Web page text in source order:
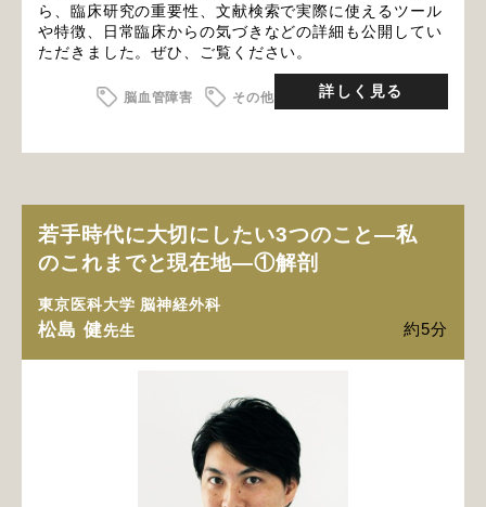
ら、臨床研究の重要性、文献検索で実際に使えるツール
や特徴、日常臨床からの気づきなどの詳細も公開してい
ただきました。ぜひ、ご覧ください。
脳血管障害 その他 詳しく見る
若手時代に大切にしたい3つのこと―私
のこれまでと現在地―①解剖
東京医科大学 脳神経外科
松島 健先生 約5分